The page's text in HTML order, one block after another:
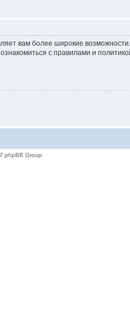
вам более широкие
с правилами и
phpBB Group